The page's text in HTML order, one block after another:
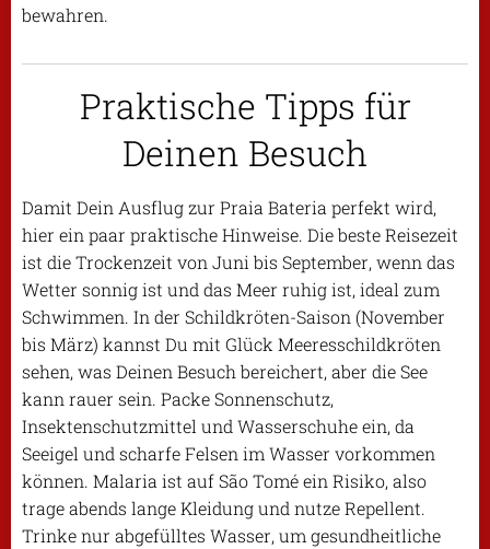
bewahren.
Praktische Tipps für
Deinen Besuch
Damit Dein Ausflug zur Praia Bateria perfekt wird,
hier ein paar praktische Hinweise. Die beste Reisezeit
ist die Trockenzeit von Juni bis September, wenn das
Wetter sonnig ist und das Meer ruhig ist, ideal zum
Schwimmen. In der Schildkröten-Saison (November
bis März) kannst Du mit Glück Meeresschildkröten
sehen, was Deinen Besuch bereichert, aber die See
kann rauer sein. Packe Sonnenschutz,
Insektenschutzmittel und Wasserschuhe ein, da
Seeigel und scharfe Felsen im Wasser vorkommen
können. Malaria ist auf São Tomé ein Risiko, also
trage abends lange Kleidung und nutze Repellent.
Trinke nur abgefülltes Wasser, um gesundheitliche